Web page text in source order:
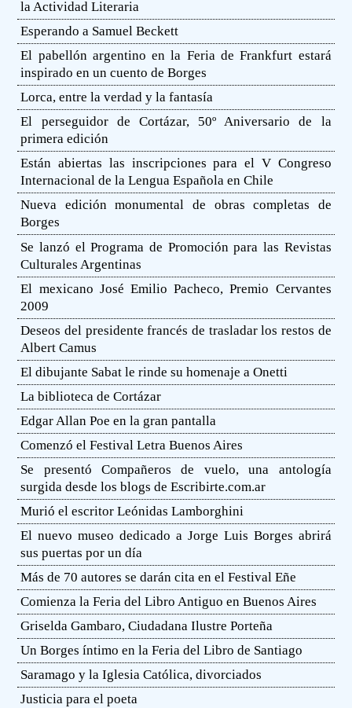
la Actividad Literaria
Esperando a Samuel Beckett
El pabellón argentino en la Feria de Frankfurt estará
inspirado en un cuento de Borges
Lorca, entre la verdad y la fantasía
El perseguidor de Cortázar, 50º Aniversario de la
primera edición
Están abiertas las inscripciones para el V Congreso
Internacional de la Lengua Española en Chile
Nueva edición monumental de obras completas de
Borges
Se lanzó el Programa de Promoción para las Revistas
Culturales Argentinas
El mexicano José Emilio Pacheco, Premio Cervantes
2009
Deseos del presidente francés de trasladar los restos de
Albert Camus
El dibujante Sabat le rinde su homenaje a Onetti
La biblioteca de Cortázar
Edgar Allan Poe en la gran pantalla
Comenzó el Festival Letra Buenos Aires
Se presentó Compañeros de vuelo, una antología
surgida desde los blogs de Escribirte.com.ar
Murió el escritor Leónidas Lamborghini
El nuevo museo dedicado a Jorge Luis Borges abrirá
sus puertas por un día
Más de 70 autores se darán cita en el Festival Eñe
Comienza la Feria del Libro Antiguo en Buenos Aires
Griselda Gambaro, Ciudadana Ilustre Porteña
Un Borges íntimo en la Feria del Libro de Santiago
Saramago y la Iglesia Católica, divorciados
Justicia para el poeta